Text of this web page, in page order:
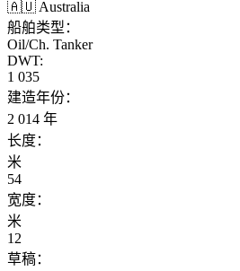
🇦🇺 Australia
船舶类型：
Oil/Ch. Tanker
DWT:
1 035
建造年份：
2 014 年
长度：
米
54
宽度：
米
12
草稿：